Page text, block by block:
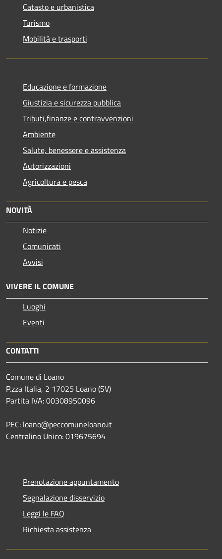
Catasto e urbanistica
Turismo
Mobilità e trasporti
Educazione e formazione
Giustizia e sicurezza pubblica
Tributi,finanze e contravvenzioni
Ambiente
Salute, benessere e assistenza
Autorizzazioni
Agricoltura e pesca
NOVITÀ
Notizie
Comunicati
Avvisi
VIVERE IL COMUNE
Luoghi
Eventi
CONTATTI
Comune di Loano
P.zza Italia, 2 17025 Loano (SV)
Partita IVA: 00308950096
PEC: loano@peccomuneloano.it
Centralino Unico: 019675694
Prenotazione appuntamento
Segnalazione disservizio
Leggi le FAQ
Richiesta assistenza